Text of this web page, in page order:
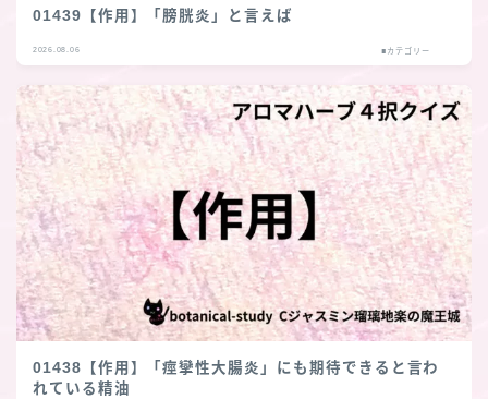
01439【作用】「膀胱炎」と言えば
2026.08.06 ■カテゴリー
01438【作用】「痙攣性大腸炎」にも期待できると言わ
れている精油